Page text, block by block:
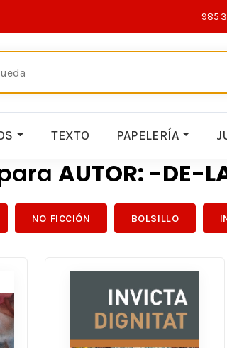
985
TEXTO PAPELERÍA
AUTOR: -DE-
NO FICCIÓN BOLSILLO